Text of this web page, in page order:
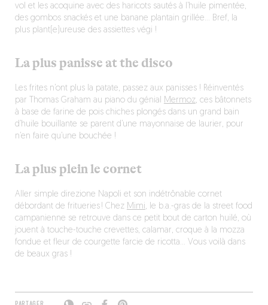
vol et les acoquine avec des haricots sautés à l’huile pimentée,
des gombos snackés et une banane plantain grillée… Bref, la
plus plant(e)ureuse des assiettes végi !
La plus panisse at the disco
Les frites n’ont plus la patate, passez aux panisses ! Réinventés
par Thomas Graham au piano du génial Mermoz, ces bâtonnets
à base de farine de pois chiches plongés dans un grand bain
d’huile bouillante se parent d’une mayonnaise de laurier, pour
n’en faire qu’une bouchée !
La plus plein le cornet
Aller simple direzione Napoli et son indétrônable cornet
débordant de fritueries ! Chez Mimi, le b.a.-gras de la street food
campanienne se retrouve dans ce petit bout de carton huilé, où
jouent à touche-touche crevettes, calamar, croque à la mozza
fondue et fleur de courgette farcie de ricotta… Vous voilà dans
de beaux gras !